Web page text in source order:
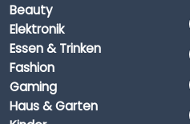
Beauty
Elektronik
Essen & Trinken
Fashion
Gaming
Haus & Garten